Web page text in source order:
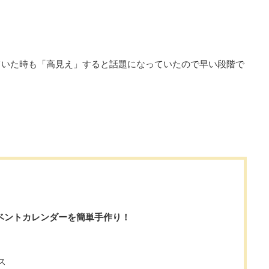
た時も「高見え」すると話題になっていたので早い段階で
トカレンダーを簡単手作り！